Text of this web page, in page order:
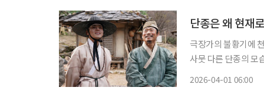
단종은 왜 현재
극장가의 불황기에
사뭇 다른 단종의 모
2026-04-01 06:00